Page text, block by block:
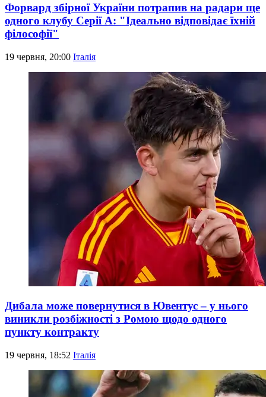
Форвард збірної України потрапив на радари ще
одного клубу Серії А: "Ідеально відповідає їхній
філософії"
19 червня, 20:00 Італія
Дибала може повернутися в Ювентус – у нього
виникли розбіжності з Ромою щодо одного
пункту контракту
19 червня, 18:52 Італія